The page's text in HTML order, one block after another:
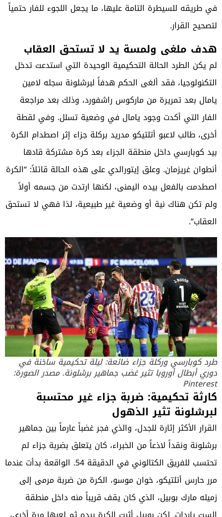
في طريقه للسيطرة التامة عليها، ما يجعل اللجوء للفار حتمياً
لتصحيح القرار.
هدف ملغى ولمسة يد لا تستحق العقاب
لم يكن الطرد الحالة التحكيمية الوحيدة التي استدعت تدخل
التكنولوجيا، فقد ألغى الحكم هدفاً لبرشلونة سجله لامين
يامال بعد تمريرة من ماركوس راشفورد، وذلك بعد مراجعة
الفار التي أكدت وجود يامال في وضعية تسلل. وفي لقطة
أخرى، طالب لاعبو أتلتيكو مدريد بركلة جزاء إثر اصطدام الكرة
بيد كوبارسي داخل منطقة الجزاء بعد كرة مشتركة قادها
أنطوان غريزمان. وعلق إيتورالدي على هذه الحالة قائلاً: “الكرة
اصطدمت بالفعل بيده اليمنى، لكنها ارتدت من جسمه أولاً
ولم تكن هناك نية أو وضعية غير طبيعية، لذا فهي لا تستحق
العقاب”.
طرد كوبارسي وركلة جزاء ضائعة: ليلة تحكيمية ساخنة في
دوري أبطال أوروبا تثير غضب جماهير برشلونة. مصدر الصورة:
Pinterest
كارثة تحكيمية: ضربة جزاء غير محتسبة
لبرشلونة تثير الذهول
القرار الأكثر إثارة للجدل، والذي فجر غضباً عارماً بين جماهير
برشلونة ونقداً لاذعاً من الخبراء، كان يتعلق بضربة جزاء لم
تحتسب للفريق الكتالوني في الدقيقة 54. الواقعة بدأت عندما
مرر حارس أتلتيكو، خوان موسو، الكرة من ضربة مرمى إلى
زميله مارك بوبيل، الذي كان يقف قريباً منه داخل منطقة